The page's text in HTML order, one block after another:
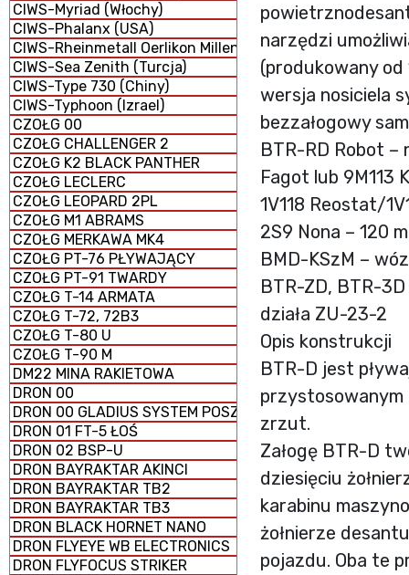
CIWS-Myriad (Włochy)
CIWS-Phalanx (USA)
CIWS-Rheinmetall Oerlikon Millennium GDM-008
CIWS-Sea Zenith (Turcja)
CIWS-Type 730 (Chiny)
CIWS-Typhoon (Izrael)
CZOŁG 00
CZOŁG CHALLENGER 2
CZOŁG K2 BLACK PANTHER
CZOŁG LECLERC
CZOŁG LEOPARD 2PL
CZOŁG M1 ABRAMS
CZOŁG MERKAWA MK4
CZOŁG PT-76 PŁYWAJĄCY
CZOŁG PT-91 TWARDY
CZOŁG T-14 ARMATA
CZOŁG T-72, 72B3
CZOŁG T-80 U
CZOŁG T-90 M
DM22 MINA RAKIETOWA
DRON 00
DRON 00 GLADIUS SYSTEM POSZUKIWAWCZO-
DRON 01 FT-5 ŁOŚ
DRON 02 BSP-U
DRON BAYRAKTAR AKINCI
DRON BAYRAKTAR TB2
DRON BAYRAKTAR TB3
DRON BLACK HORNET NANO
DRON FLYEYE WB ELECTRONICS
DRON FLYFOCUS STRIKER
narzędzi
(produkowany od
wersja nosiciela
bezzałogowy
BTR-RD Robot –
Fagot lub 9M113
1V118 Reostat/
2S9 Nona – 120
BMD-KSzM –
BTR-ZD, BTR-
działa ZU-23-2
Opis konstrukcji
BTR-D jest
zrzut.
Załogę BTR-D
dziesięciu
karabinu
żołnierze
pojazdu. Oba te